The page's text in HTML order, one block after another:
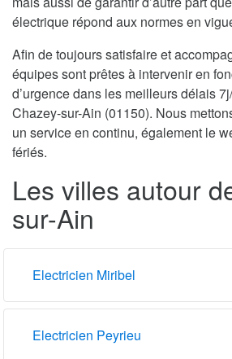
électrique répond aux normes en
Afin de toujours satisfaire et
équipes sont prêtes à intervenir en
d’urgence dans les meilleurs délais
Chazey-sur-Ain (01150). Nous
un service en continu, également le
fériés.
Les villes autour
sur-Ain
Electricien Miribel
Electricien Peyrieu